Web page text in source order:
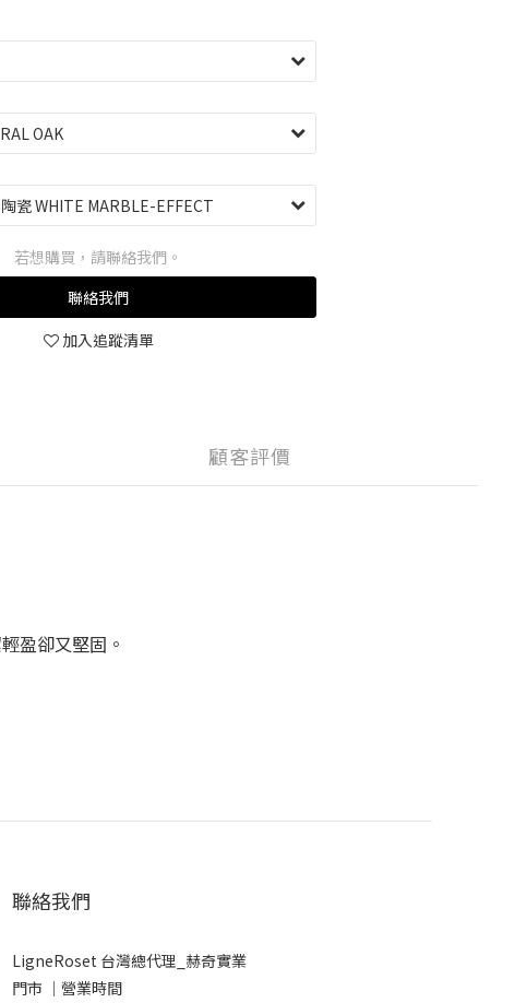
若想購買，請聯絡我們。
聯絡我們
加入追蹤清單
顧客評價
盈卻又堅固。
聯絡我們
LigneRoset 台灣總代理_赫奇實業
門市 │營業時間